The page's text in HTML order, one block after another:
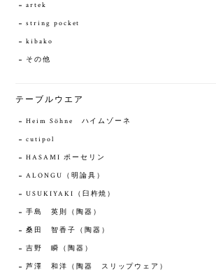
artek
string pocket
kibako
その他
テーブルウエア
Heim Söhne ハイムゾーネ
cutipol
HASAMI ポーセリン
ALONGU（明論具）
USUKIYAKI（臼杵焼）
手島 英則（陶器）
桑田 智香子（陶器）
吉野 瞬（陶器）
芦澤 和洋（陶器 スリップウェア）